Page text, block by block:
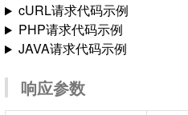
cURL请求代码示例
PHP请求代码示例
JAVA请求代码示例
响应参数